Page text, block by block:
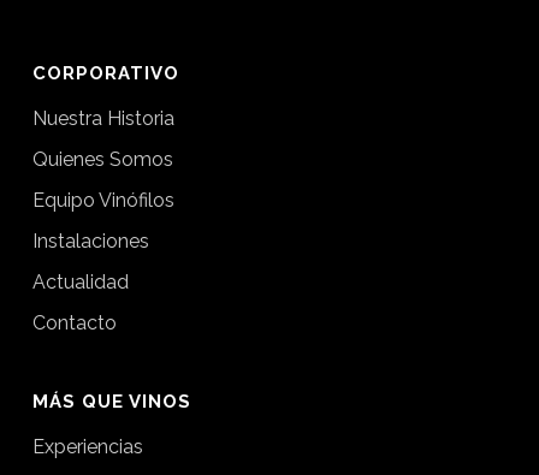
CORPORATIVO
Nuestra Historia
Quienes Somos
Equipo Vinófilos
Instalaciones
Actualidad
Contacto
MÁS QUE VINOS
Experiencias